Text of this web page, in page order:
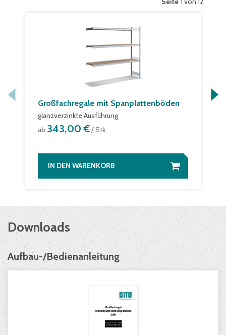
Großfachregale mit Spanplattenböden
glanzverzinkte Ausführung
ab 343,00 €/ Stk.
IN DEN WARENKORB
Downloads
Aufbau-/Bedienanleitung